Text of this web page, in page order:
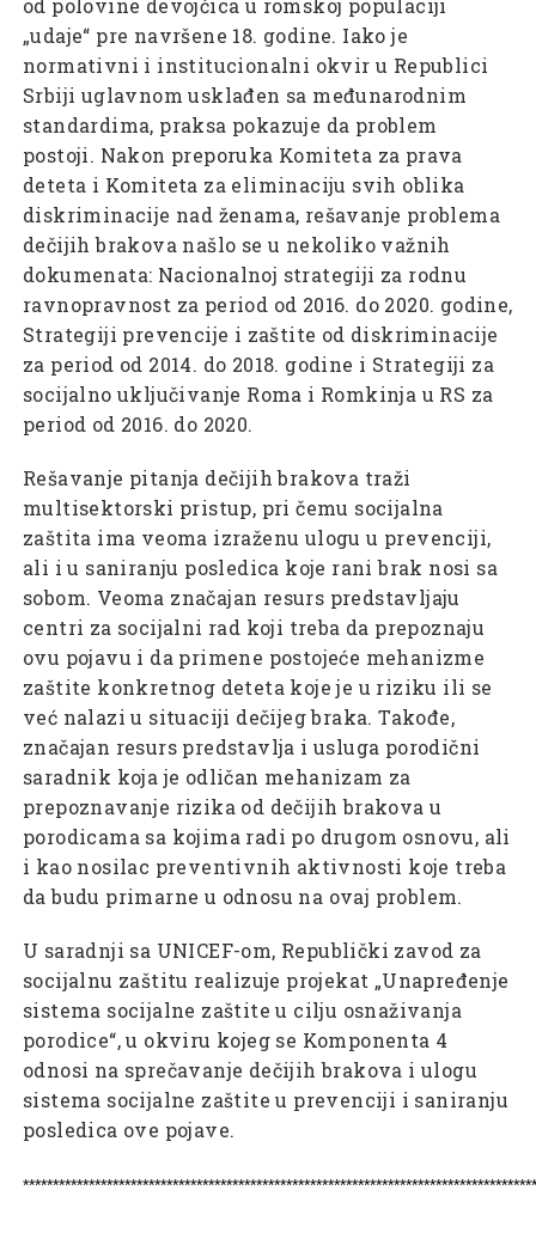
„udaje“ pre navršene 18. godine. Iako je
normativni i institucionalni okvir u Republici
Srbiji uglavnom usklađen sa međunarodnim
standardima, praksa pokazuje da problem
postoji. Nakon preporuka Komiteta za prava
deteta i Komiteta za eliminaciju svih oblika
diskriminacije nad ženama, rešavanje problema
dečijih brakova našlo se u nekoliko važnih
dokumenata: Nacionalnoj strategiji za rodnu
ravnopravnost za period od 2016. do 2020. godine,
Strategiji prevencije i zaštite od diskriminacije
za period od 2014. do 2018. godine i Strategiji za
socijalno uključivanje Roma i Romkinja u RS za
period od 2016. do 2020.
Rešavanje pitanja dečijih brakova traži
multisektorski pristup, pri čemu socijalna
zaštita ima veoma izraženu ulogu u prevenciji,
ali i u saniranju posledica koje rani brak nosi sa
sobom. Veoma značajan resurs predstavljaju
centri za socijalni rad koji treba da prepoznaju
ovu pojavu i da primene postojeće mehanizme
zaštite konkretnog deteta koje je u riziku ili se
već nalazi u situaciji dečijeg braka. Takođe,
značajan resurs predstavlja i usluga porodični
saradnik koja je odličan mehanizam za
prepoznavanje rizika od dečijih brakova u
porodicama sa kojima radi po drugom osnovu, ali
i kao nosilac preventivnih aktivnosti koje treba
da budu primarne u odnosu na ovaj problem.
U saradnji sa UNICEF-om, Republički zavod za
socijalnu zaštitu realizuje projekat „Unapređenje
sistema socijalne zaštite u cilju osnaživanja
porodice“, u okviru kojeg se Komponenta 4
odnosi na sprečavanje dečijih brakova i ulogu
sistema socijalne zaštite u prevenciji i saniranju
posledica ove pojave.